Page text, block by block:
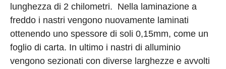
lunghezza di 2 chilometri. Nella laminazione a
freddo i nastri vengono nuovamente laminati
ottenendo uno spessore di soli 0,15mm, come un
foglio di carta. In ultimo i nastri di alluminio
vengono sezionati con diverse larghezze e avvolti